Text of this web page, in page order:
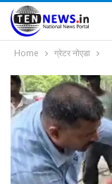
Home ग्रेटर नोएडा